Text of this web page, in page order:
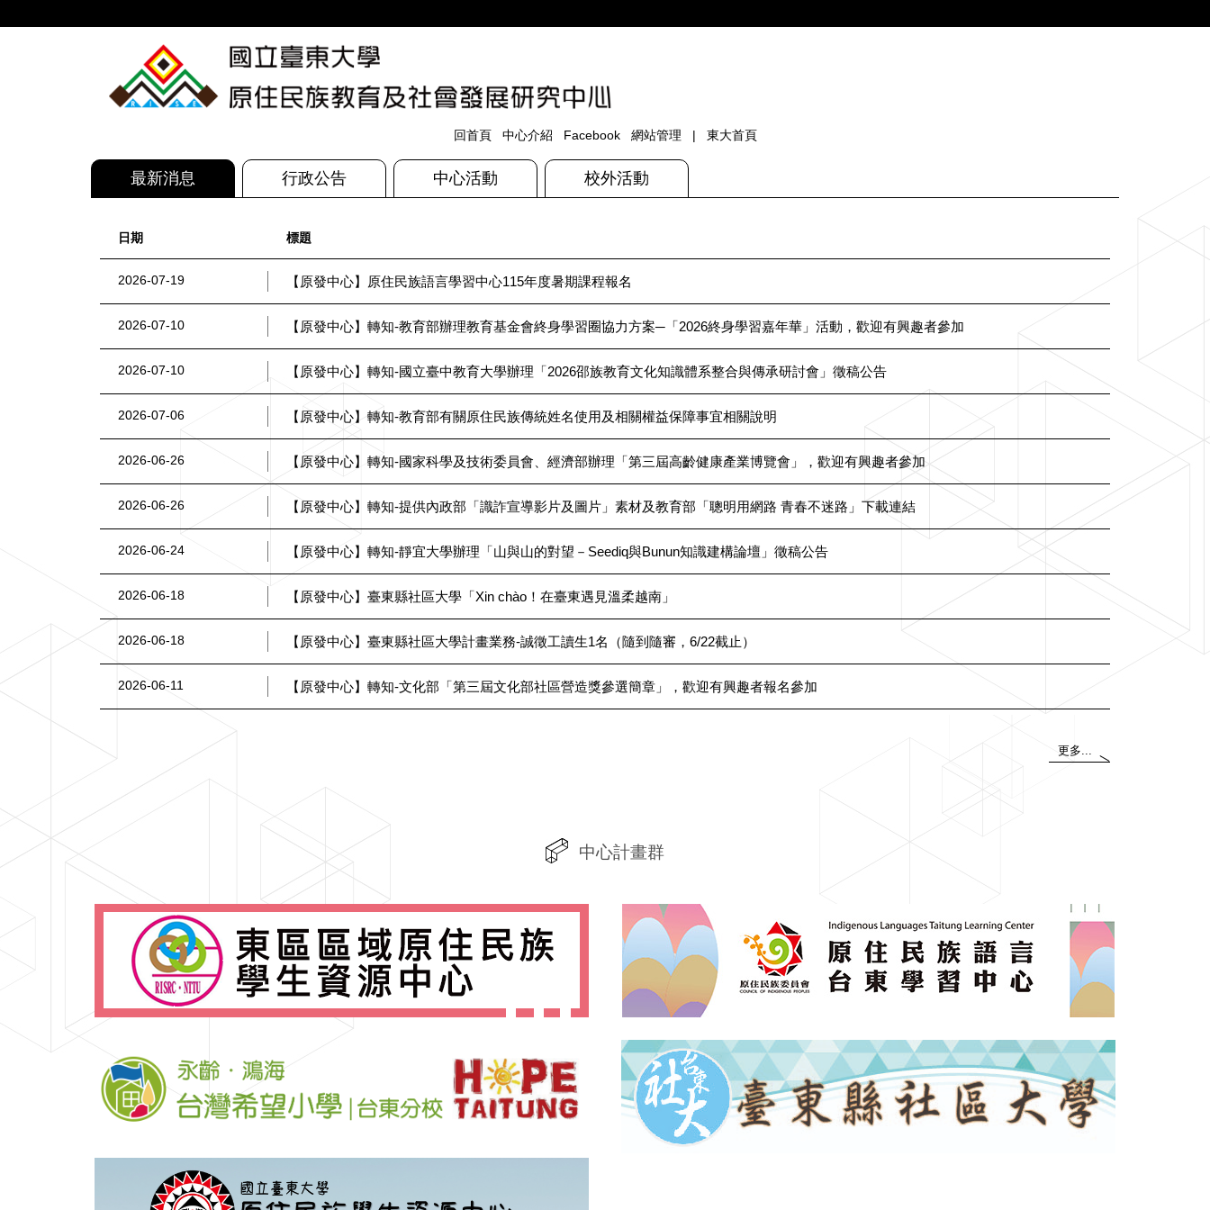
到
回首頁 中心介紹 Facebook 網站管理 | 東大首頁
最新消息 行政公告 中心活動 校外活動
日期 標題
2026-07-19 【原發中心】原住民族語言學習中心115年度暑期課程報名
2026-07-10 【原發中心】轉知-教育部辦理教育基金會終身學習圈協力方案─「2026終身學習嘉年華」活動，歡迎有興趣者參加
2026-07-10 【原發中心】轉知-國立臺中教育大學辦理「2026邵族教育文化知識體系整合與傳承研討會」徵稿公告
2026-07-06 【原發中心】轉知-教育部有關原住民族傳統姓名使用及相關權益保障事宜相關說明
2026-06-26 【原發中心】轉知-國家科學及技術委員會、經濟部辦理「第三屆高齡健康產業博覽會」，歡迎有興趣者參加
2026-06-26 【原發中心】轉知-提供內政部「識詐宣導影片及圖片」素材及教育部「聰明用網路 青春不迷路」下載連結
2026-06-24 【原發中心】轉知-靜宜大學辦理「山與山的對望－Seediq與Bunun知識建構論壇」徵稿公告
2026-06-18 【原發中心】臺東縣社區大學「Xin chào！在臺東遇見溫柔越南」
2026-06-18 【原發中心】臺東縣社區大學計畫業務-誠徵工讀生1名（隨到隨審，6/22截止）
2026-06-11 【原發中心】轉知-文化部「第三屆文化部社區營造獎參選簡章」，歡迎有興趣者報名參加
更多...
中心計畫群